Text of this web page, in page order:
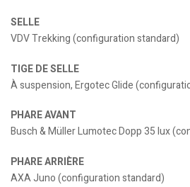
SELLE
VDV Trekking (configuration standard)
TIGE DE SELLE
À suspension, Ergotec Glide
PHARE AVANT
Busch & Müller Lumotec Dopp 35 lux
PHARE ARRIÈRE
AXA Juno (configuration standard)